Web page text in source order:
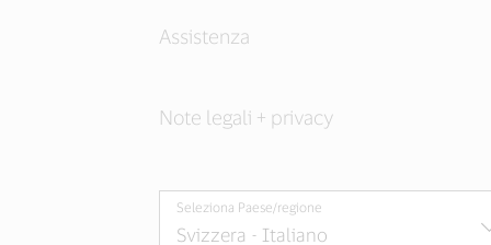
Assistenza
Note legali + privacy
Seleziona Paese/regione